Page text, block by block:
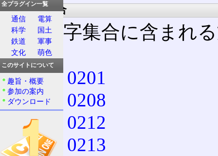
対応文字集合
この文字集合に含まれ
る。
JIS X 0201
JIS X 0208
JIS X 0212
JIS X 0213
全プラグイン一覧
通信
電算
科学
国土
鉄道
軍事
文化
萌色
このサイトについて
趣旨・概要
参加の案内
ダウンロード